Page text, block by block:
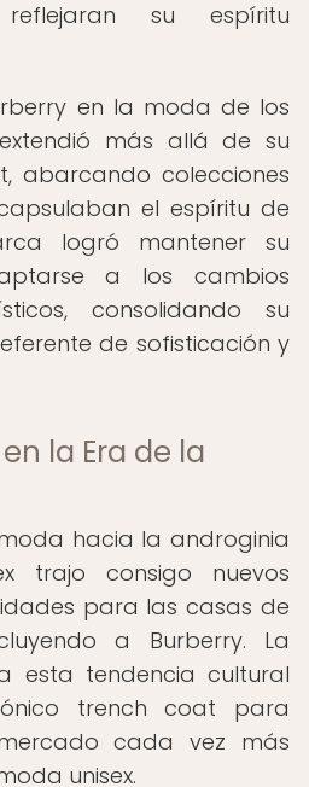
su espíritu
en la moda de los
más allá de su
abarcando colecciones
el espíritu de
logró mantener su
a los cambios
consolidando su
de sofisticación y
la Era de la
hacia la androginia
trajo consigo nuevos
para las casas de
a Burberry. La
esta tendencia cultural
trench coat para
cada vez más
unisex.